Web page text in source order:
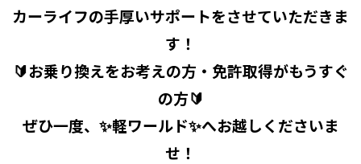
カーライフの手厚いサポートをさせていただきま
す！
🔰お乗り換えをお考えの方・免許取得がもうすぐ
の方🔰
ぜひ一度、✨軽ワールド✨へお越しくださいま
せ！